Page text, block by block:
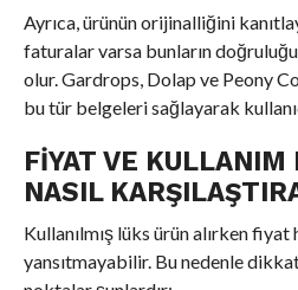
Ayrıca, ürünün orijinalliğini
faturalar varsa bunların
olur. Gardrops, Dolap ve Peony
bu tür belgeleri sağlayarak
FIYAT VE KULLANIM
NASIL
Kullanılmış lüks ürün alırken
yansıtmayabilir. Bu nedenle